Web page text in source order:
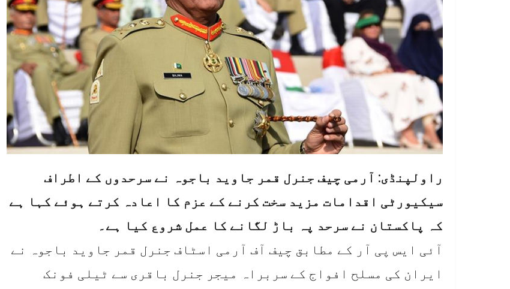
راولپنڈی: آرمی چیف جنرل قمر جاوید باجوہ نے سرحدوں کے اطراف
سیکیورٹی اقدامات مزید سخت کرنے کے عزم کا اعادہ کرتے ہوئے کہا ہے
کہ پاکستان نے سرحد پہ باڑ لگانے کا عمل شروع کیا ہے۔
آئی ایس پی آر کے مطابق چیف آف آرمی اسٹاف جنرل قمر جاوید باجوہ نے
ایران کی مسلح افواج کے سربراہ میجر جنرل باقری سے ٹیلی فونک